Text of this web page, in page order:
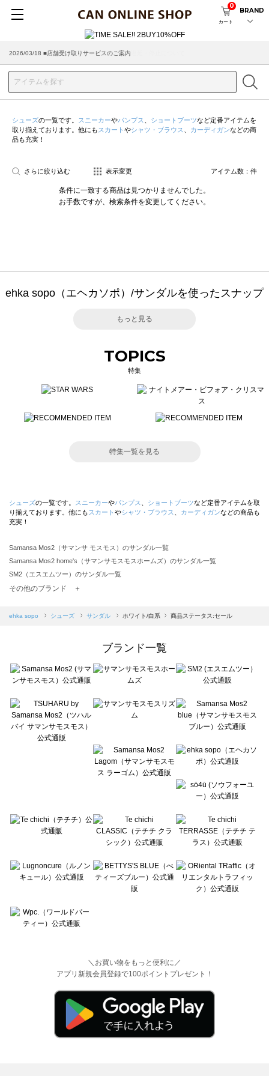
カート
0
BRAND
2026/03/18 ■店舗受け取りサービスのご案内
シューズの一覧です。 スニーカーやパンプス ショートブーツなど定番アイテムを
取り揃えております。他にも スカート やシャツ・ブラウス カーディガンなどの商
品も充実！
さらに絞り込む 表示変更 アイテム数： 件
条件に一致する商品は見つかりませんでした。
お手数ですが、検索条件を変更してください。
ehka sopo（エヘカソポ）/サンダルを使ったスナップ
もっと見る
TOPICS
特集
特集一覧を見る
シューズの一覧です。 スニーカーやパンプス ショートブーツなど定番アイテムを取
り揃えております。他にも スカート やシャツ・ブラウス カーディガンなどの商品も
充実！
Samansa Mos2（サマンサ モスモス）のサンダル一覧
Samansa Mos2 home's（サマンサモスモスホームズ）のサンダル一覧
SM2（エスエムツー）のサンダル一覧
TSUHARU by Samansa Mos2（ツハルバイサマンサモスモス）のサンダル一覧
Samansa Mos2 blue（サマンサモスモス ブルー）のサンダル一覧
sō4ū（ソウフォーユー）のサンダル一覧
Te chichi（テチチ）のサンダル一覧
Te chichi CLASSIC（テチチ クラシック）のサンダル一覧
Lugnoncure（ルノンキュール）のサンダル一覧
BETTY'S BLUE（べティーズブルー）のサンダル一覧
Wpc.（ワールドパーティー）のサンダル一覧
その他のブランド ＋
ehka sopo シューズ サンダル ホワイト/白系 商品ステータス:セール
ブランド一覧
＼お買い物をもっと便利に／
アプリ新規会員登録で100ポイントプレゼント！